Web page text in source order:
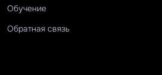
Обучение
Обратная связь